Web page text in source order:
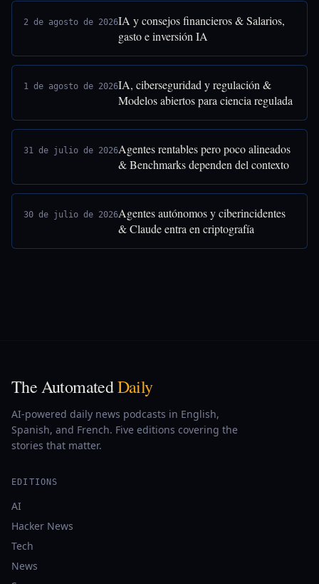
2 de agosto de 2026IA y consejos financieros & Salarios,
gasto e inversión IA
1 de agosto de 2026IA, ciberseguridad y regulación &
Modelos abiertos para ciencia regulada
31 de julio de 2026Agentes rentables pero poco alineados
& Benchmarks dependen del contexto
30 de julio de 2026Agentes autónomos y ciberincidentes
& Claude entra en criptografía
The AutomatedDaily
AI-powered daily news podcasts in English,
Spanish, and French. Five editions covering the
stories that matter.
EDITIONS
AI
Hacker News
Tech
News